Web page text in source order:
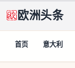
欧洲头条
首页 意大利